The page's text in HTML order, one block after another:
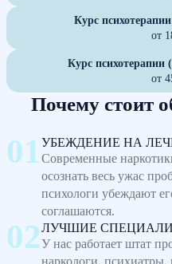
Курс
от
Курс психотерапии
от
Почему стоит
УБЕЖДЕНИЕ НА
Современные
осознать весь ужас
психологи убеждают
соглашаются.
ЛУЧШИЕ
У нас работает штат
наркологи, психиатры,